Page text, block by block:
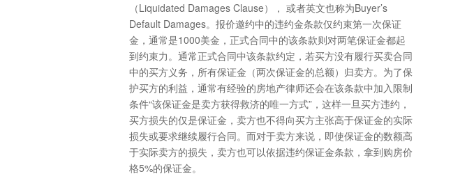
（Liquidated Damages Clause）， 或者英文也称为Buyer’s
Default Damages。报价邀约中的违约金条款仅约束第一次保证
金，通常是1000美金，正式合同中的该条款则对两笔保证金都起
到约束力。通常正式合同中该条款约定，若买方没有履行买卖合同
中的买方义务，所有保证金（两次保证金的总额）归卖方。为了保
护买方的利益，通常有经验的房地产律师还会在该条款中加入限制
条件“该保证金是卖方获得救济的唯一方式”，这样一旦买方违约，
买方损失的仅是保证金，卖方也不得向买方主张高于保证金的实际
损失或要求继续履行合同。而对于卖方来说，即使保证金的数额高
于实际卖方的损失，卖方也可以依据违约保证金条款，拿到购房价
格5%的保证金。